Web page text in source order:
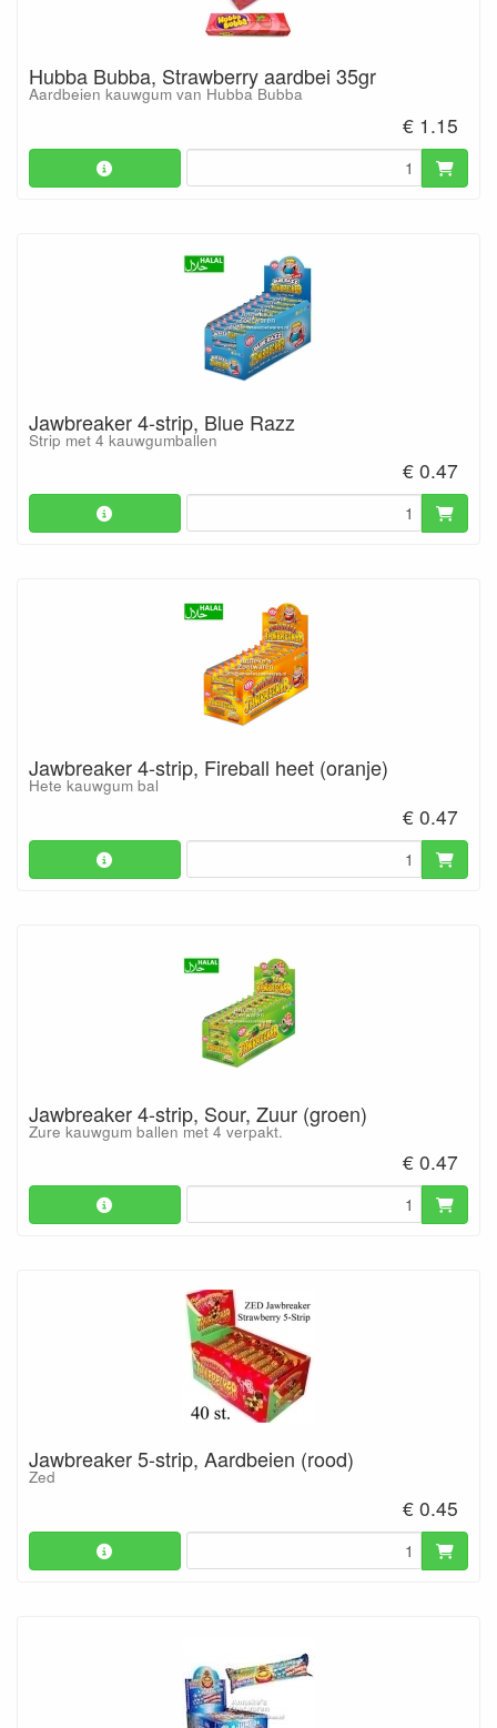
Hubba Bubba, Strawberry aardbei 35gr
Aardbeien kauwgum van Hubba Bubba
€ 1.15
Jawbreaker 4-strip, Blue Razz
Strip met 4 kauwgumballen
€ 0.47
Jawbreaker 4-strip, Fireball heet (oranje)
Hete kauwgum bal
€ 0.47
Jawbreaker 4-strip, Sour, Zuur (groen)
Zure kauwgum ballen met 4 verpakt.
€ 0.47
Jawbreaker 5-strip, Aardbeien (rood)
Zed
€ 0.45